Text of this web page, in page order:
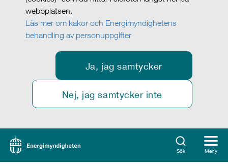
webbplatsen.
Läs mer om kakor och Energimyndighetens
behandling av personuppgifter
Ja, jag samtycker
Nej, jag samtycker inte
Sök Meny